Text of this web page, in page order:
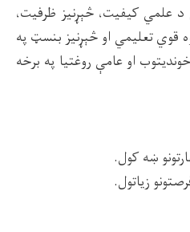
علمي کیفیت، څېړنیز ظرفیت،
قوي تعلیمي او څېړنیز بنسټ په
او عامې روغتیا په برخه
ښه کول.